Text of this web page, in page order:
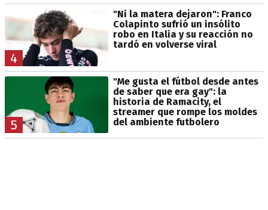
4
"Ni la matera dejaron": Franco
Colapinto sufrió un insólito
robo en Italia y su reacción no
tardó en volverse viral
5
"Me gusta el fútbol desde antes
de saber que era gay": la
historia de Ramacity, el
streamer que rompe los moldes
del ambiente futbolero